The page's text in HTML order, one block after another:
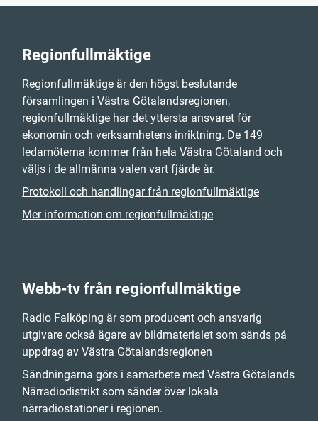
Regionfullmäktige
Regionfullmäktige är den högst beslutande
församlingen i Västra Götalandsregionen,
regionfullmäktige har det yttersta ansvaret för
ekonomin och verksamhetens inriktning. De 149
ledamöterna kommer från hela Västra Götaland och
väljs i de allmänna valen vart fjärde år.
Protokoll och handlingar från regionfullmäktige
Mer information om regionfullmäktige
Webb-tv från regionfullmäktige
Radio Falköping är som producent och ansvarig
utgivare också ägare av bildmaterialet som sänds på
uppdrag av Västra Götalandsregionen
Sändningarna görs i samarbete med Västra Götalands
Närradiodistrikt som sänder över lokala
närradiostationer i regionen.